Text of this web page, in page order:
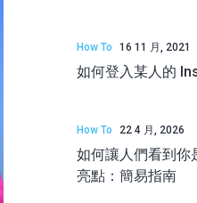
How To 16 11 月, 2021
如何登入某人的
How To 22 4 月, 2026
如何讓人們看到
亮點：簡易指南